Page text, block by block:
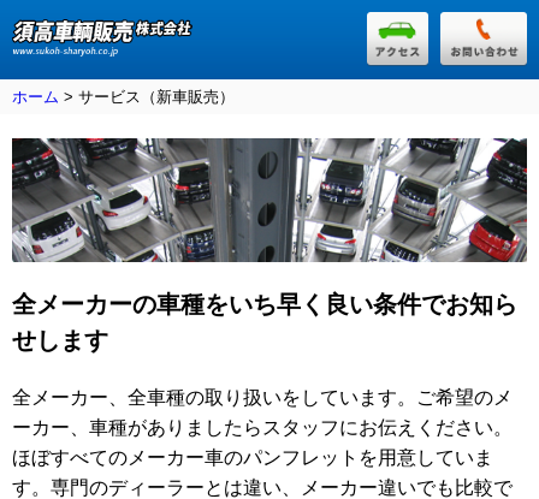
ホーム > サービス（新車販売）
全メーカーの車種をいち早く良い条件でお知ら
せします
全メーカー、全車種の取り扱いをしています。ご希望のメ
ーカー、車種がありましたらスタッフにお伝えください。
ほぼすべてのメーカー車のパンフレットを用意していま
す。専門のディーラーとは違い、メーカー違いでも比較で